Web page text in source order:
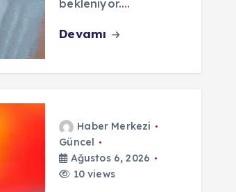
bekleniyor.…
Devamı
Haber Merkezi
Güncel
Ağustos 6, 2026
10 views